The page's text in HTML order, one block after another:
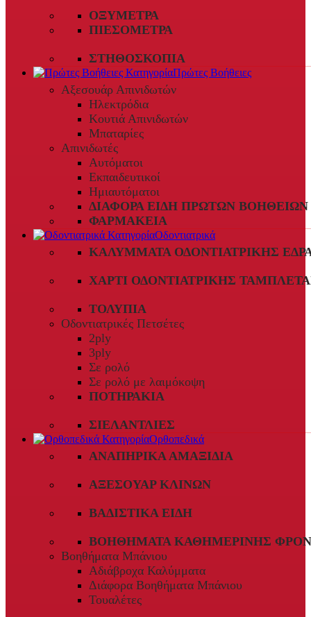
ΟΞΎΜΕΤΡΑ
ΠΙΕΣΌΜΕΤΡΑ
ΣΤΗΘΟΣΚΌΠΙΑ
Πρώτες Βοήθειες
Αξεσουάρ Απινιδωτών
Ηλεκτρόδια
Κουτιά Απινιδωτών
Μπαταρίες
Απινιδωτές
Αυτόματοι
Εκπαιδευτικοί
Ημιαυτόματοι
ΔΙΆΦΟΡΑ ΕΊΔΗ ΠΡΏΤΩΝ ΒΟΗΘΕΙΏΝ
ΦΑΡΜΑΚΕΊΑ
Οδοντιατρικά
ΚΑΛΎΜΜΑΤΑ ΟΔΟΝΤΙΑΤΡΙΚΉΣ
ΧΑΡΤΊ ΟΔΟΝΤΙΑΤΡΙΚΉΣ
ΤΟΛΎΠΙΑ
Οδοντιατρικές Πετσέτες
2ply
3ply
Σε ρολό
Σε ρολό με λαιμόκοψη
ΠΟΤΗΡΆΚΙΑ
ΣΙΕΛΑΝΤΛΊΕΣ
Ορθοπεδικά
ΑΝΑΠΗΡΙΚΆ ΑΜΑΞΊΔΙΑ
ΑΞΕΣΟΥΆΡ ΚΛΙΝΏΝ
ΒΑΔΙΣΤΙΚΆ ΕΊΔΗ
ΒΟΗΘΉΜΑΤΑ ΚΑΘΗΜΕΡΙΝΉΣ
Βοηθήματα Μπάνιου
Αδιάβροχα Καλύμματα
Διάφορα Βοηθήματα Μπάνιου
Τουαλέτες